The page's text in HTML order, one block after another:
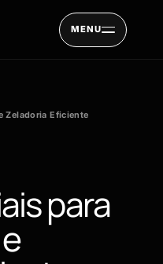
MENU
Zeladoria Eficiente
para